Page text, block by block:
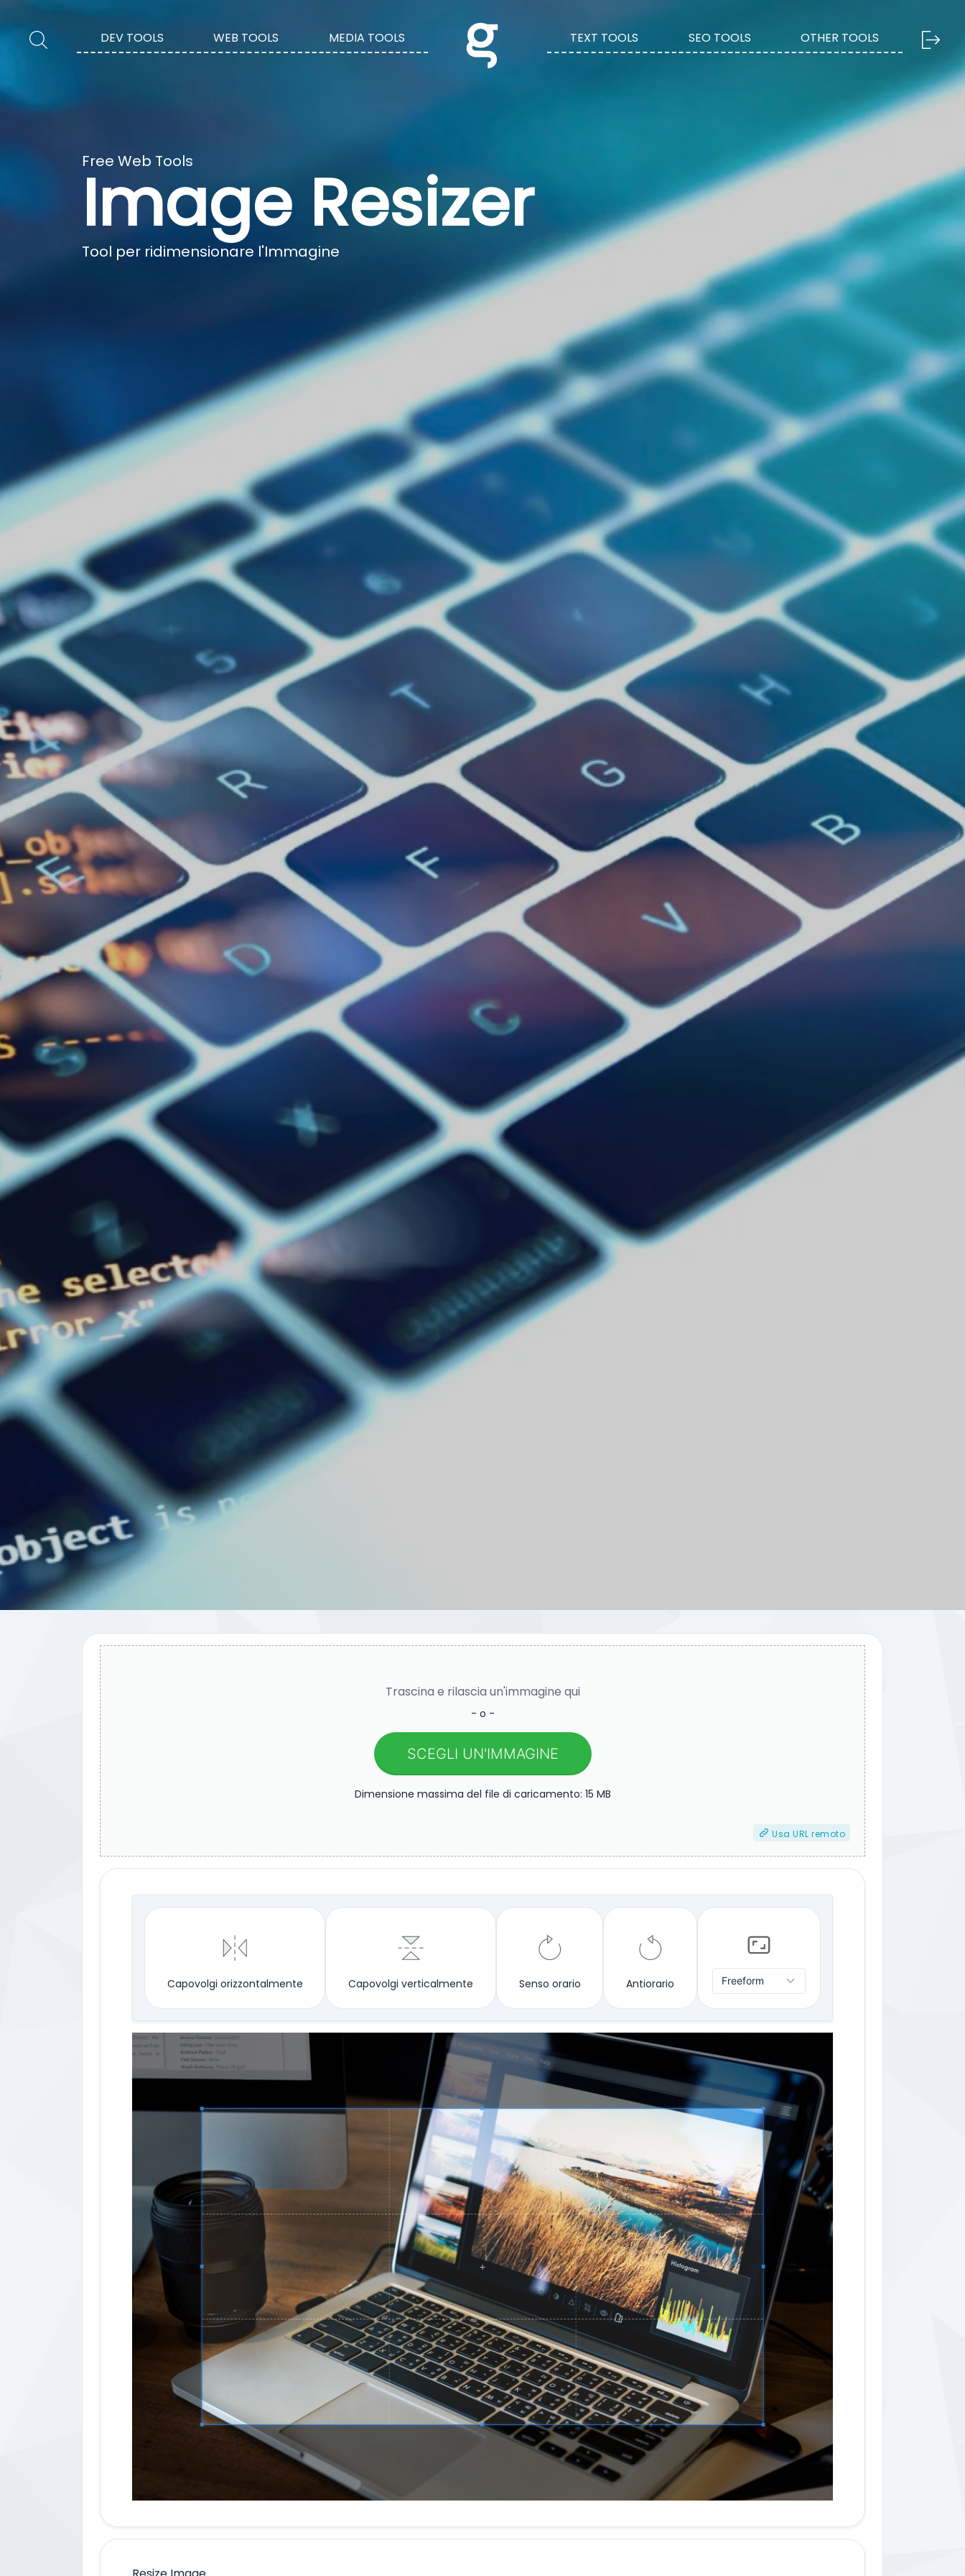
DEV TOOLS WEB TOOLS MEDIA TOOLS TEXT TOOLS SEO TOOLS OTHER TOOLS
Free Web Tools
Image Resizer
Tool per ridimensionare l'Immagine
Trascina e rilascia un'immagine qui
- o -
SCEGLI UN'IMMAGINE
Dimensione massima del file di caricamento: 15 MB
Usa URL remoto
Capovolgi orizzontalmente Capovolgi verticalmente Senso orario Antiorario